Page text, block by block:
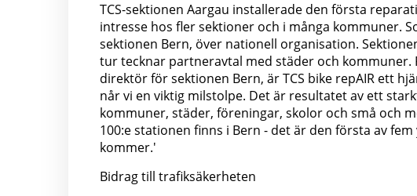
TCS-sektionen Aargau installerade den första
intresse hos fler sektioner och i många kommuner.
sektionen Bern, över nationell organisation.
tur tecknar partneravtal med städer och kommuner.
direktör för sektionen Bern, är TCS bike repAIR ett
når vi en viktig milstolpe. Det är resultatet av ett
kommuner, städer, föreningar, skolor och små och
100:e stationen finns i Bern - det är den första av
kommer.'
Bidrag till trafiksäkerheten